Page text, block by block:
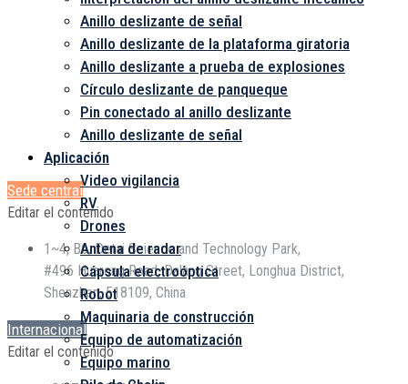
Anillo deslizante de señal
Anillo deslizante de la plataforma giratoria
Anillo deslizante a prueba de explosiones
Círculo deslizante de panqueque
Pin conectado al anillo deslizante
Anillo deslizante de señal
Aplicación
Video vigilancia
RV
Drones
Antena de radar
Cápsula electroóptica
Robot
Maquinaria de construcción
Equipo de automatización
Equipo marino
Sede central
Editar el contenido
1~4, B6, Detai Science and Technology Park,
#496 Huarong Road, Dalang Street, Longhua District,
Shenzhen, 518109, China
Internacional
Editar el contenido